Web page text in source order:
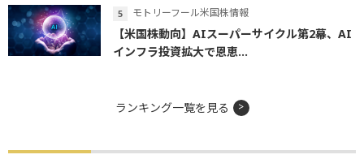
モトリーフール米国株情報
【米国株動向】AIスーパーサイクル第2幕、AI
インフラ投資拡大で恩恵...
ランキング一覧を見る